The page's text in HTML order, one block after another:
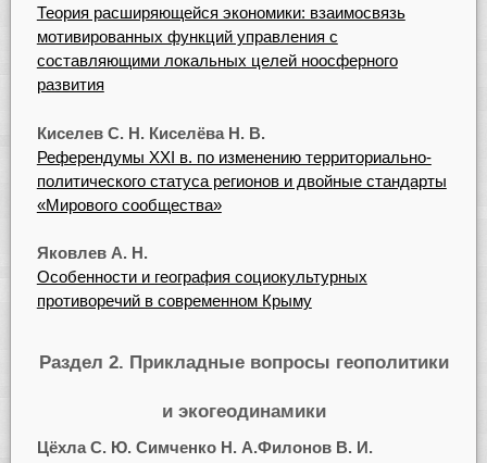
Теория расширяющейся экономики: взаимосвязь
мотивированных функций управления с
составляющими локальных целей ноосферного
развития
Киселев С. Н. Киселёва Н. В.
Референдумы XXI в. по изменению территориально-
политического статуса регионов и двойные стандарты
«Мирового сообщества»
Яковлев А. Н.
Особенности и география социокультурных
противоречий в современном Крыму
Раздел 2. Прикладные вопросы геополитики
и экогеодинамики
Цёхла С. Ю. Симченко Н. А.Филонов В. И.